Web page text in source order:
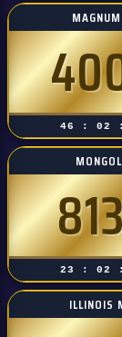
46 : 02
23 : 02
ILLINOIS